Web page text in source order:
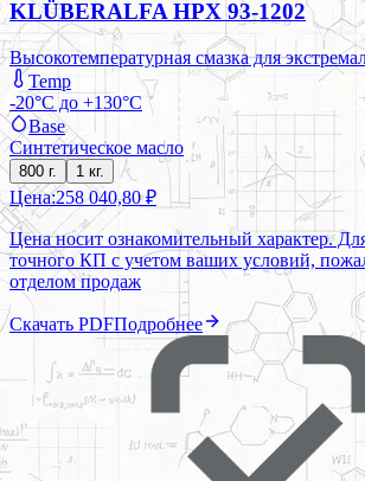
KLÜBERALFA HPX 93-1202
Высокотемпературная смазка для
Temp
-20°C до +130°C
Base
Синтетическое масло
800 г. 1 кг.
Цена:258 040,80 ₽
Цена носит ознакомительный характер.
точного КП с учетом ваших условий,
отделом продаж
Скачать PDFПодробнее